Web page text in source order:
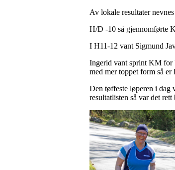
Av lokale resultater
H/D -10 så gjennomførte
I H11-12 vant Sigmund
Ingerid vant sprint KM for
med mer toppet form så er
Den tøffeste løperen i dag
resultatlisten så var det